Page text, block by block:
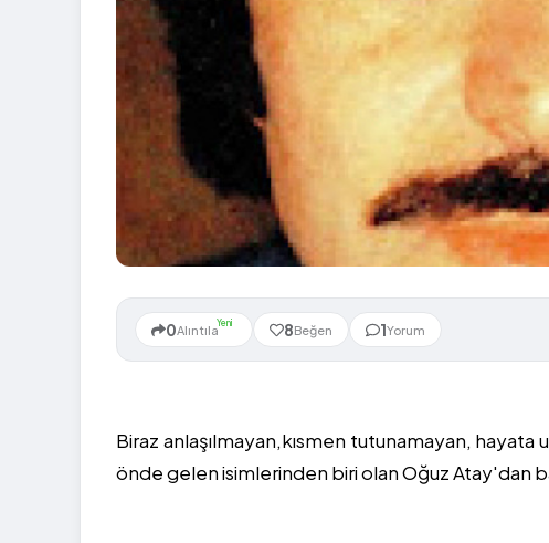
0AlıntılaYeni 8Beğen 1Yorum
Biraz anlaşılmayan,kısmen tutunamayan,
önde gelen isimlerinden biri olan Oğuz Atay'dan